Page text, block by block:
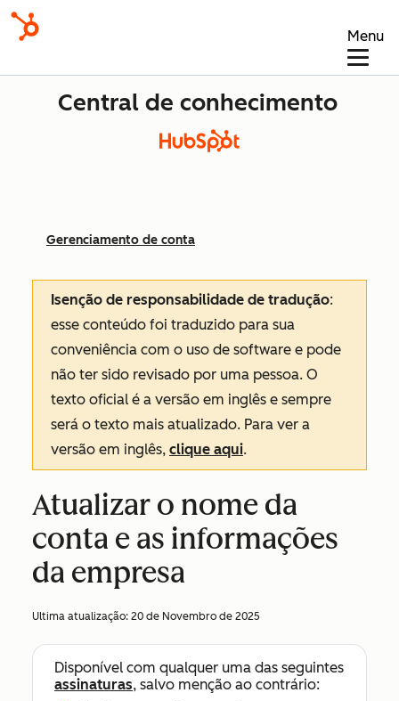
Menu
Central de conhecimento
Gerenciamento de conta
Isenção de responsabilidade de tradução:
esse conteúdo foi traduzido para sua
conveniência com o uso de software e pode
não ter sido revisado por uma pessoa. O
texto oficial é a versão em inglês e sempre
será o texto mais atualizado. Para ver a
versão em inglês, clique aqui.
Atualizar o nome da
conta e as informações
da empresa
Ultima atualização: 20 de Novembro de 2025
Disponível com qualquer uma das seguintes
assinaturas, salvo menção ao contrário: